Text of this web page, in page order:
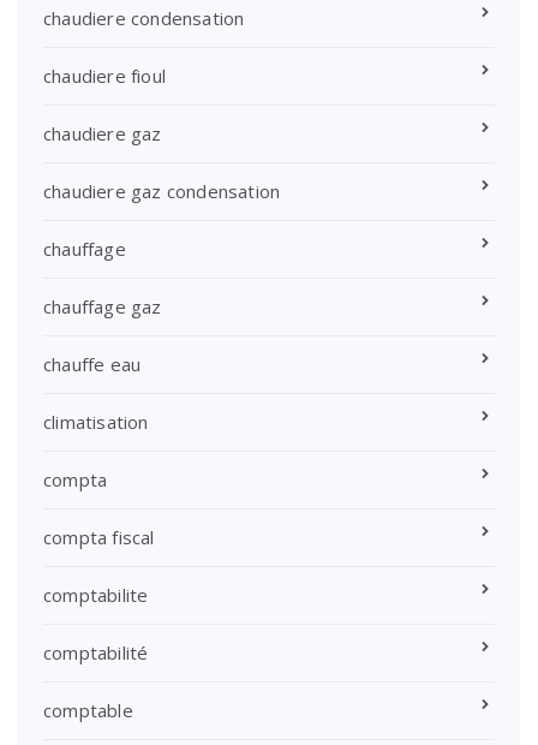
chaudiere condensation
chaudiere fioul
chaudiere gaz
chaudiere gaz condensation
chauffage
chauffage gaz
chauffe eau
climatisation
compta
compta fiscal
comptabilite
comptabilité
comptable